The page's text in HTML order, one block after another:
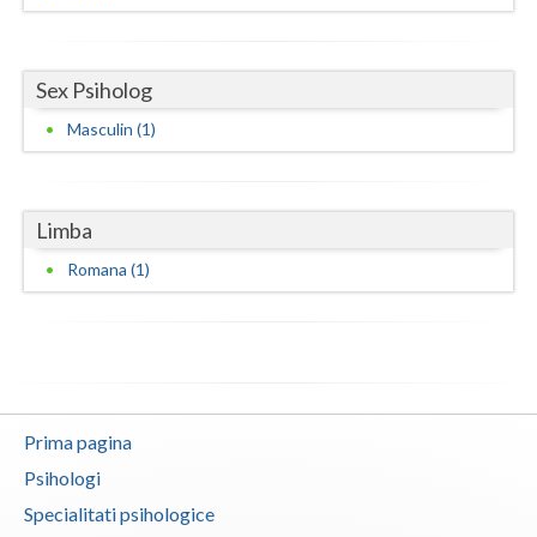
Vaslui
Vrancea
Sex Psiholog
Masculin (1)
Limba
Romana (1)
Prima pagina
Psihologi
Specialitati psihologice